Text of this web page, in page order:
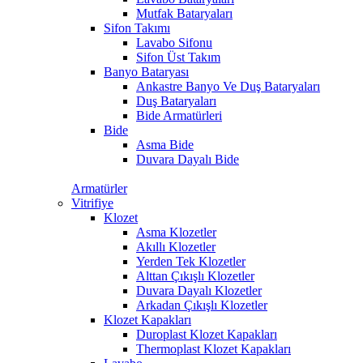
Mutfak Bataryaları
Sifon Takımı
Lavabo Sifonu
Sifon Üst Takım
Banyo Bataryası
Ankastre Banyo Ve Duş Bataryaları
Duş Bataryaları
Bide Armatürleri
Bide
Asma Bide
Duvara Dayalı Bide
Armatürler
Vitrifiye
Klozet
Asma Klozetler
Akıllı Klozetler
Yerden Tek Klozetler
Alttan Çıkışlı Klozetler
Duvara Dayalı Klozetler
Arkadan Çıkışlı Klozetler
Klozet Kapakları
Duroplast Klozet Kapakları
Thermoplast Klozet Kapakları